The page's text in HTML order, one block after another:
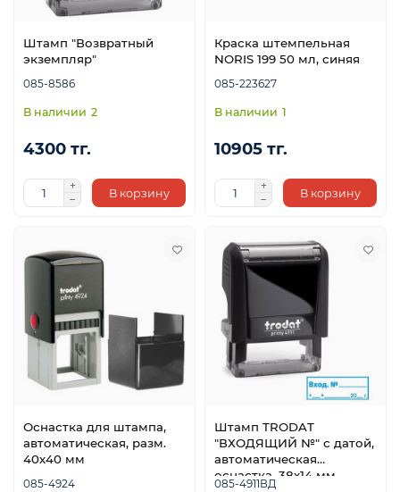
Штамп "Возвратный
экземпляр"
085-8586
2
4300 тг.
В корзину
Краска штемпельная
NORIS 199 50 мл, синяя
085-223627
1
10905 тг.
В корзину
Оснастка для штампа,
автоматическая, разм.
40х40 мм
085-4924
Штамп TRODAT
"ВХОДЯЩИЙ №" с датой,
автоматическая
оснастка, 38х14 мм
085-4911ВД